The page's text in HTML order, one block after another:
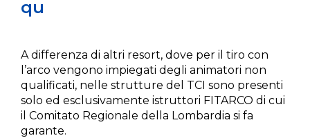
qu
A differenza di altri resort, dove per il tiro con
l’arco vengono impiegati degli animatori non
qualificati, nelle strutture del TCI sono presenti
solo ed esclusivamente istruttori FITARCO di cui
il Comitato Regionale della Lombardia si fa
garante.